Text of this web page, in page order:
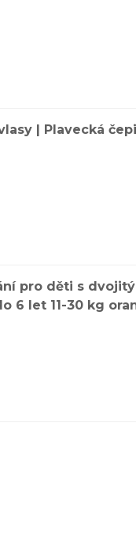
| Plavecká
pro děti s
6 let 11-30 kg